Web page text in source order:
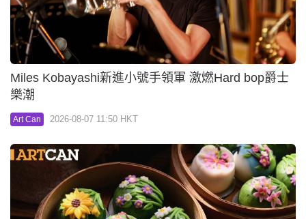
Miles Kobayashi新進小號手領軍 激燃Hard bop爵士
樂潮
Art Can 2026-08-07 11:50 HKT